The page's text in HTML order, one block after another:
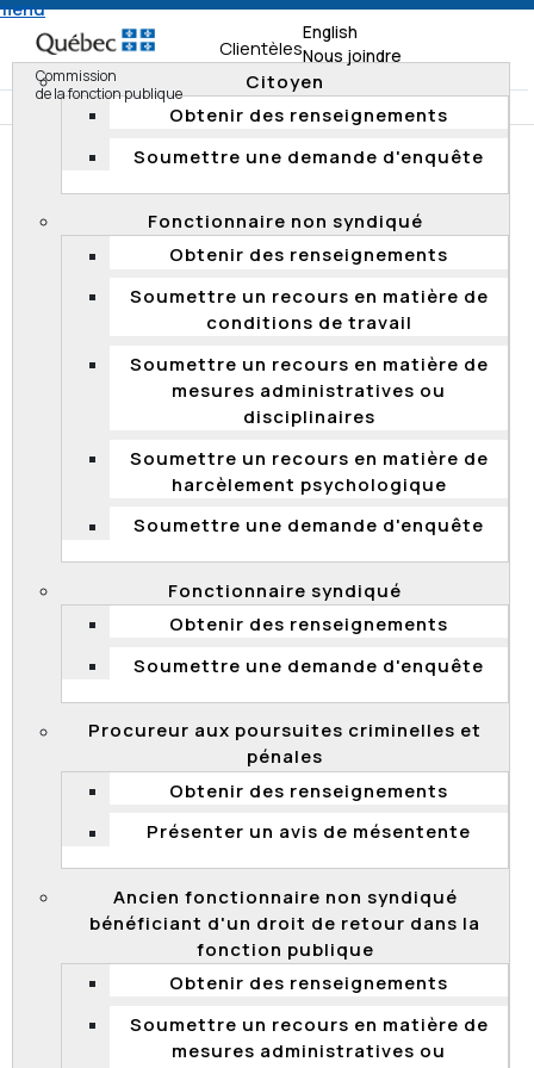
Commission
de la fonction publique
English
Nous joindre
Clientèles
Citoyen
Obtenir des renseignements
Soumettre une demande d'enquête
Fonctionnaire non syndiqué
Obtenir des renseignements
Soumettre un recours en matière de
conditions de travail
Soumettre un recours en matière de
mesures administratives ou
disciplinaires
Soumettre un recours en matière de
harcèlement psychologique
Soumettre une demande d'enquête
Fonctionnaire syndiqué
Obtenir des renseignements
Soumettre une demande d'enquête
Procureur aux poursuites criminelles et
pénales
Obtenir des renseignements
Présenter un avis de mésentente
Ancien fonctionnaire non syndiqué
bénéficiant d'un droit de retour dans la
fonction publique
Obtenir des renseignements
Soumettre un recours en matière de
mesures administratives ou
Accueil Documentation
Résumés d'enquête
Dossiers d'intérêt publiés dans les rapports annuels
de 2009 à 2014
Dossiers d’intérêt 2012-2013
DOSSIERS D’INTÉRÊT PUBLIÉS
DANS LE RAPPORT ANNUEL 2012-
Enquête concernant le service de référence de
candidatures du Centre de services partagés
du Québec
personne présentant une déficience auditive à
une entrevue de sélection
Enquêtes concernant des emplois
occasionnels d’une durée inférieure à onze
Renouvellement d’un contrat et embauche
d'une étudiante par le ministère du
Développement durable, de l’Environnement et
Enquête concernant la constitution d’une
réserve de candidatures au recrutement au
ministère de la Sécurité publique
Enquête concernant un contrat de services
assimilable à un contrat de travail au ministère
de l’Agriculture, des Pêcheries et de
Enquête concernant l’attribution d’une prime